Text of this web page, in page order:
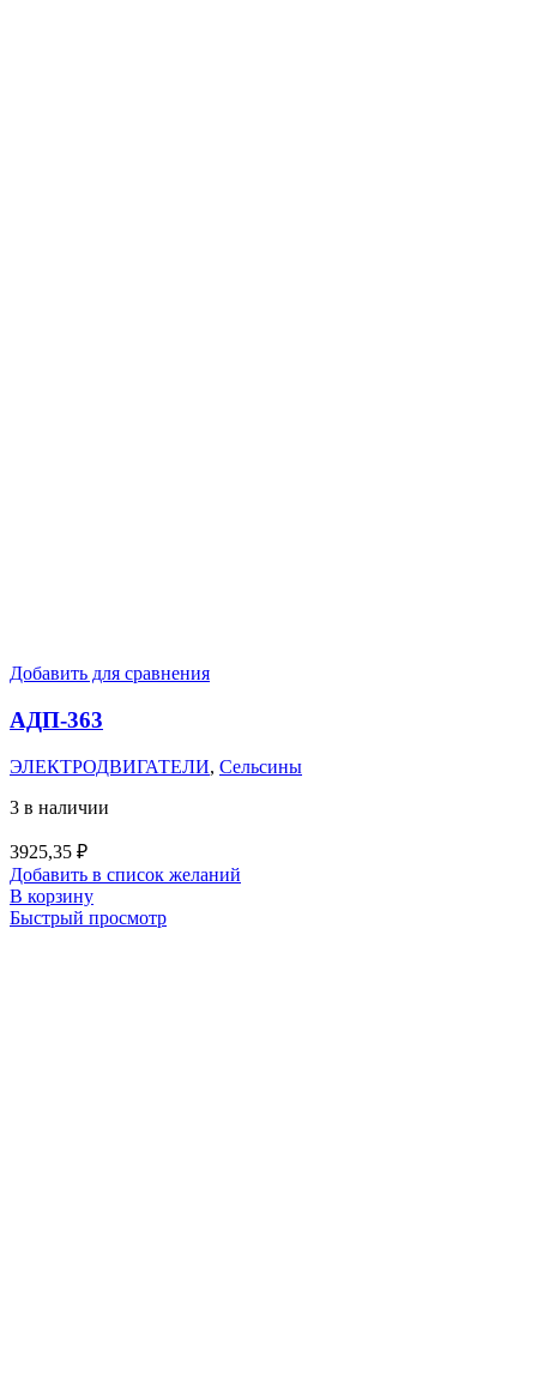
Добавить для сравнения
АДП-363
ЭЛЕКТРОДВИГАТЕЛИ, Сельсины
3 в наличии
3925,35 ₽
Добавить в список желаний
В корзину
Быстрый просмотр